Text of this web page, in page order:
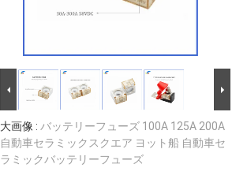
大画像 : バッテリーフューズ 100A 125A 200A
自動車セラミックスクエア ヨット船 自動車セ
ラミックバッテリーフューズ